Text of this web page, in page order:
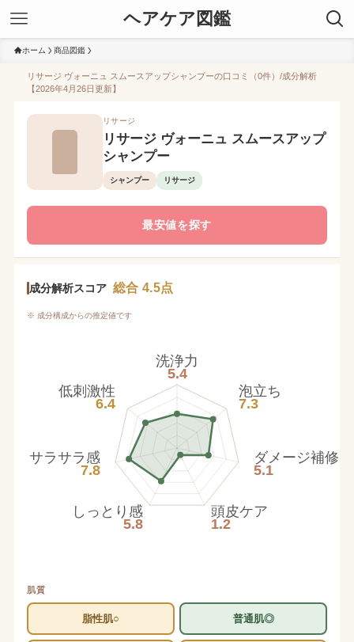
ヘアケア図鑑
ホーム 商品図鑑
リサージ ヴォーニュ スムースアップシャンプーの口コミ（0件）/成分解析
【2026年4月26日更新】
リサージ
リサージ ヴォーニュ スムースアップ
シャンプー
シャンプー リサージ
最安値を探す
成分解析スコア 総合 4.5点
※ 成分構成からの推定値です
洗浄力
5.4
泡立ち
7.3
ダメージ補修
5.1
頭皮ケア
1.2
しっとり感
5.8
サラサラ感
7.8
低刺激性
6.4
肌質
脂性肌○ 普通肌◎